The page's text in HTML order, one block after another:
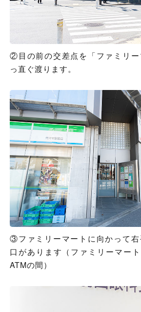
②目の前の交差点を「ファミリ
っ直ぐ渡ります。
③ファミリーマートに向かって右
口があります（ファミリーマー
ATMの間）